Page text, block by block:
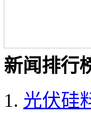
新闻排行
光伏硅